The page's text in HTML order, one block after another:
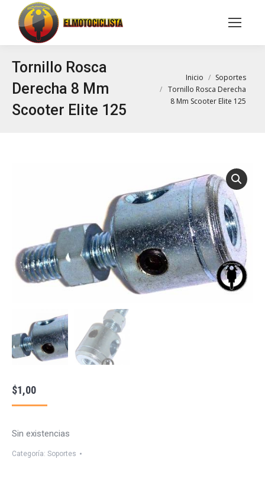
Buscar:
Tornillo Rosca
Derecha 8 Mm
Scooter Elite 125
Estás aquí:Inicio
Soportes
Tornillo Rosca Derecha
8 Mm Scooter Elite 125
$1,00
Sin existencias
Categoría: Soportes